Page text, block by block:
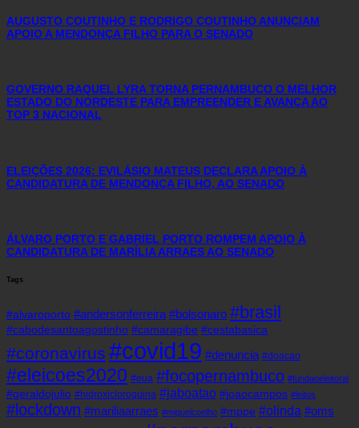
AUGUSTO COUTINHO E RODRIGO COUTINHO ANUNCIAM
APOIO A MENDONÇA FILHO PARA O SENADO
GOVERNO RAQUEL LYRA TORNA PERNAMBUCO O MELHOR
ESTADO DO NORDESTE PARA EMPREENDER E AVANÇA AO
TOP 3 NACIONAL
ELEIÇÕES 2026: EVILÁSIO MATEUS DECLARA APOIO À
CANDIDATURA DE MENDONÇA FILHO, AO SENADO
ÁLVARO PORTO E GABRIEL PORTO ROMPEM APOIO À
CANDIDATURA DE MARÍLIA ARRAES AO SENADO
Tags
#alvaroporto #andersonferreira #bolsonaro #brasil
#cabodesantoagostinho #camaragibe #cestabasica
#coronavirus #covid19 #denuncia #doacao
#eleicoes2020 #eua #focopernambuco #fundaoeleitoral
#geraldojulio #hidroxicloroquina #jaboatao #joaocampos #leitos
#lockdown #mariliaarraes #miguelcoelho #mppe #olinda #oms